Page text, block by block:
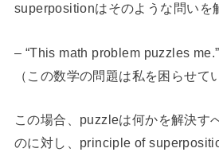
superpositionはそのような問いを
– “This math problem puzzles me.”
（この数学の問題は私を困らせて
この場合、puzzleは何かを解決す
のに対し、principle of